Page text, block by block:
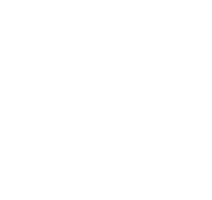
краситель,